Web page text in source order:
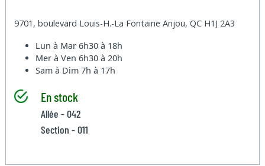
9701, boulevard Louis-H.-La Fontaine Anjou, QC H1J 2A3
Lun à Mar6h30 à 18h
Mer à Ven6h30 à 20h
Sam à Dim7h à 17h
En stock
Allée - 042
Section - 011